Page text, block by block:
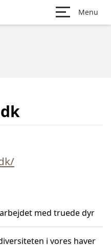
Menu
med truede dyr
i vores haver